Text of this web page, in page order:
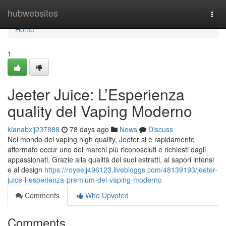
hubwebsites
Home
Home
1
Jeeter Juice: L’Esperienza
quality del Vaping Moderno
kianabxlj237888 78 days ago News
Discuss
Nel mondo del vaping high quality, Jeeter si è rapidamente
affermato occur uno dei marchi più riconosciuti e richiesti dagli
appassionati. Grazie alla qualità dei suoi estratti, ai sapori intensi
e al design https://royeejj496123.livebloggs.com/48139193/jeeter-
juice-l-esperienza-premium-del-vaping-moderno
Comments
Who Upvoted
Comments